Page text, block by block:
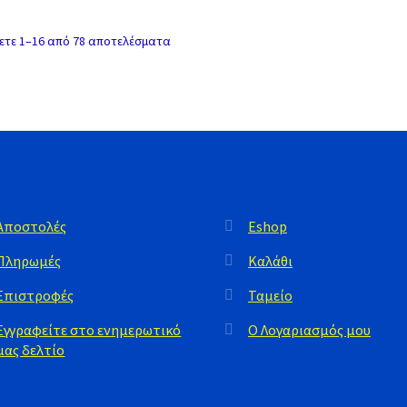
1–16 από 78 αποτελέσματα
στο ενημερωτικό
δελτίο
Eshop
Καλάθι
Ταμείο
Ο Λογαριασμός μου